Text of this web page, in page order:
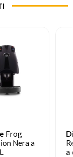
Frog
Nera a
a